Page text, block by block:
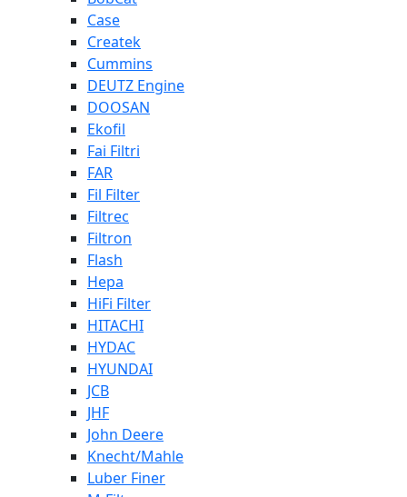
Case
Createk
Cummins
DEUTZ Engine
DOOSAN
Ekofil
Fai Filtri
FAR
Fil Filter
Filtrec
Filtron
Flash
Hepa
HiFi Filter
HITACHI
HYDAC
HYUNDAI
JCB
JHF
John Deere
Knecht/Mahle
Luber Finer